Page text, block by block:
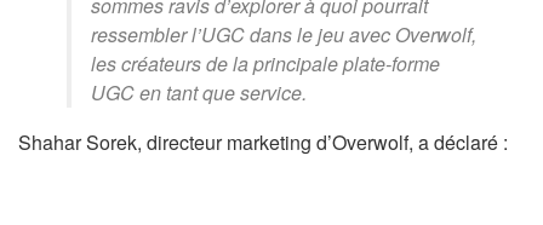
ressembler l’UGC dans le jeu avec Overwolf,
les créateurs de la principale plate-forme
UGC en tant que service.
Shahar Sorek, directeur marketing d’Overwolf, a déclaré :